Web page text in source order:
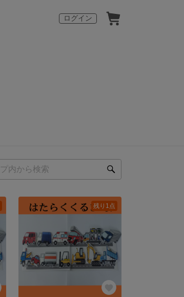
ログイン
残り1点